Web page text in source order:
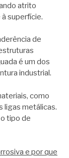
atrito
superfície.
de
é um dos
industrial.
como
ligas metálicas.
tipo de
e por que